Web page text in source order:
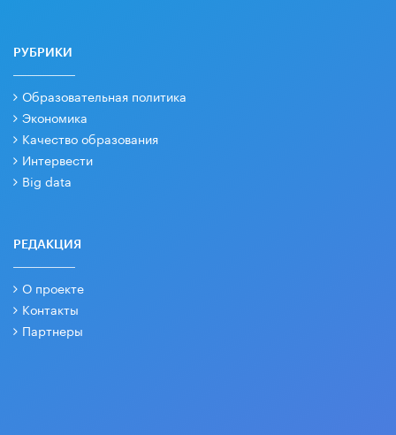
РУБРИКИ
Образовательная политика
Экономика
Качество образования
Интервести
Big data
РЕДАКЦИЯ
О проекте
Контакты
Партнеры